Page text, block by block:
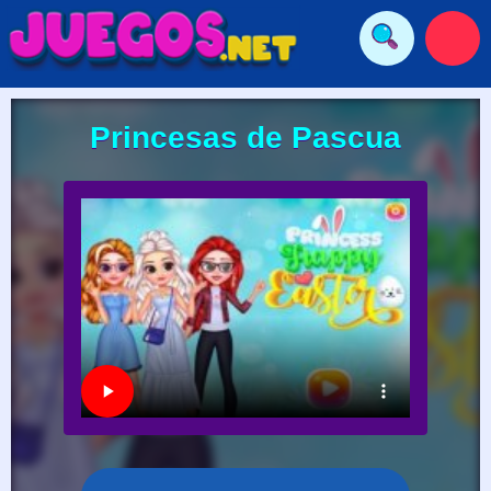
Princesas de Pascua